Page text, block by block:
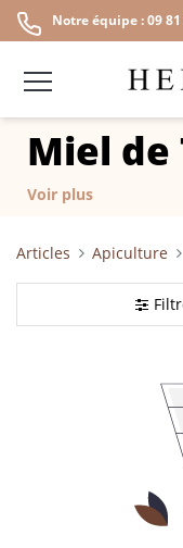
Notre équipe : 09 81
Miel de
Voir plus
Articles Apiculture